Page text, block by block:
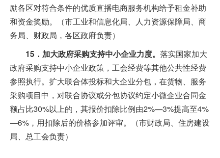
励各区对符合条件的优质直播电商服务机构给予租金补助
和资金奖励。（市工业和信息化局、人力资源保障局、商
务局、财政局，各区政府负责）
15．加大政府采购支持中小企业力度。 落实国家加大
政府采购支持中小企业政策，工会经费等其他公共性经费
参照执行。扩大联合体投标和大企业分包，在货物、服务
采购项目中，对联合协议或分包协议约定小微企业合同金
额占比30%以上的，其报价扣除比例由2%—3%提高至4%
—6%，用扣除后的价格参加评审。（市财政局、住房建设
局、总工会负责）